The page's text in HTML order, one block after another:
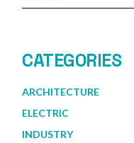
CATEGORIES
ARCHITECTURE
ELECTRIC
INDUSTRY